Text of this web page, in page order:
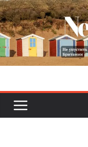
Skip
to
content